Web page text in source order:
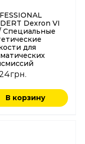
Dexron VI
Специальные
для
грн.
В корзину